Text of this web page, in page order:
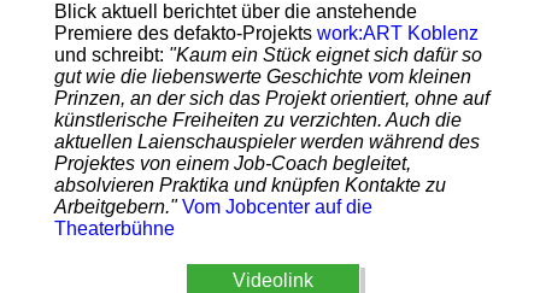
Blick aktuell berichtet über die anstehende
Premiere des defakto-Projekts work:ART Koblenz
und schreibt: "Kaum ein Stück eignet sich dafür so
gut wie die liebenswerte Geschichte vom kleinen
Prinzen, an der sich das Projekt orientiert, ohne auf
künstlerische Freiheiten zu verzichten. Auch die
aktuellen Laienschauspieler werden während des
Projektes von einem Job-Coach begleitet,
absolvieren Praktika und knüpfen Kontakte zu
Arbeitgebern." Vom Jobcenter auf die
Theaterbühne
Videolink